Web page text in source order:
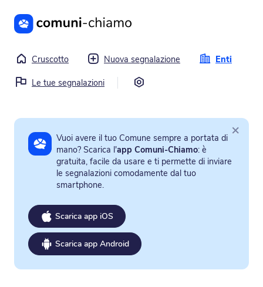
Vai al contenuto principale
Cruscotto Nuova segnalazione
Enti
Le tue segnalazioni
Vuoi avere il tuo Comune sempre a portata di
mano? Scarica l'app Comuni-Chiamo: è
gratuita, facile da usare e ti permette di inviare
le segnalazioni comodamente dal tuo
smartphone.
Scarica app iOS
Scarica app Android
×